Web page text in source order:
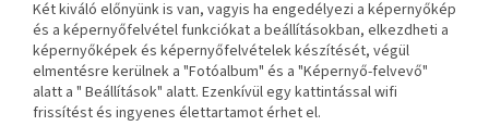
Két kiváló előnyünk is van, vagyis ha engedélyezi a képernyőkép
és a képernyőfelvétel funkciókat a beállításokban, elkezdheti a
képernyőképek és képernyőfelvételek készítését, végül
elmentésre kerülnek a "Fotóalbum" és a "Képernyő-felvevő"
alatt a " Beállítások" alatt. Ezenkívül egy kattintással wifi
frissítést és ingyenes élettartamot érhet el.